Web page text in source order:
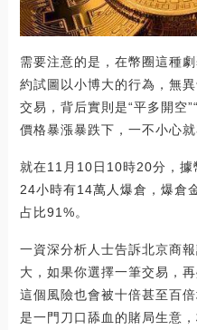
需要注意的是，在幣圈這種
約試圖以小博大的行為，無
交易，背后實則是“平多開空
價格暴漲暴跌下，一不小心就
就在11月10日10時20分，據
24小時有14萬人爆倉，爆倉
占比91%。
一資深分析人士告訴北京商
大，如果你選擇一筆交易，
這個風險也會被十倍甚至百
是一門刀口舔血的賭局生意